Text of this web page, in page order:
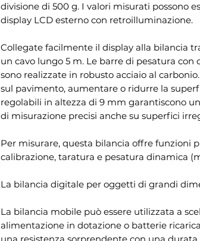
divisione di 500 g. I valori misurati possono
display LCD esterno con retroilluminazione.
Collegate facilmente il display alla bilancia
un cavo lungo 5 m. Le barre di pesatura con
sono realizzate in robusto acciaio al
sul pavimento, aumentare o ridurre la
regolabili in altezza di 9 mm garantiscono
di misurazione precisi anche su superfici
Per misurare, questa bilancia offre funzioni
calibrazione, taratura e pesatura dinamica
La bilancia digitale per oggetti di grandi
La bilancia mobile può essere utilizzata a
alimentazione in dotazione o batterie